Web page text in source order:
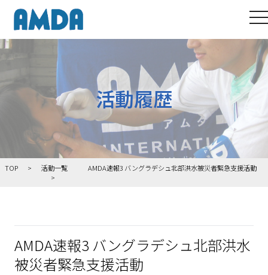
活動履歴
TOP 活動一覧 AMDA速報3 バングラデシュ北部洪水被災者緊急支援活動
AMDA速報3 バングラデシュ北部洪水
被災者緊急支援活動